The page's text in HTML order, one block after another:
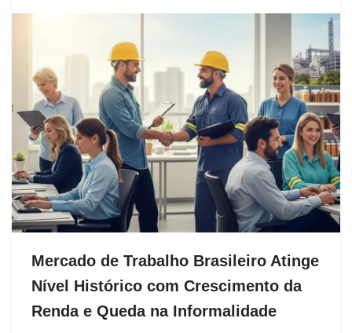
Mercado de Trabalho Brasileiro Atinge
Nível Histórico com Crescimento da
Renda e Queda na Informalidade